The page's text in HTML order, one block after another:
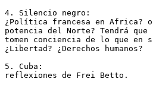
4. Silencio negro:
¿Política francesa en Africa?
potencia del Norte? Tendrá
tomen conciencia de lo que en
¿Libertad? ¿Derechos humanos?
5. Cuba:
reflexiones de Frei Betto.